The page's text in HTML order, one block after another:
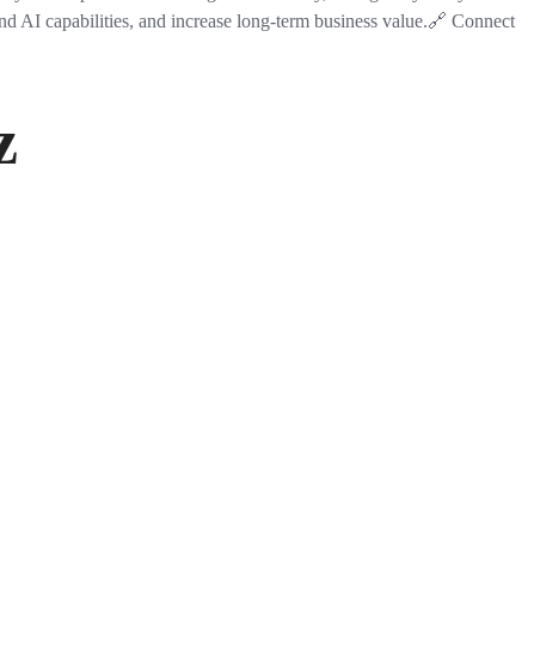
AI capabilities, and increase long-term business value.🔗 Connect